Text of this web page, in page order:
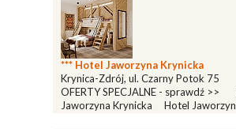
*** Hotel Jaworzyna Krynicka
Krynica-Zdrój, ul. Czarny Potok 75
OFERTY SPECJALNE - sprawdź >>
Jaworzyna Krynicka Hotel